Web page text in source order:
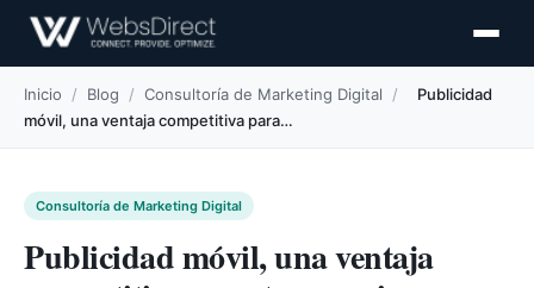
Inicio / Blog / Consultoría de Marketing Digital /
Publicidad
móvil, una ventaja competitiva para…
Consultoría de Marketing Digital
Publicidad móvil, una ventaja